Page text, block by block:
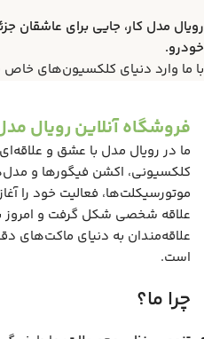
رویال مدل کار، جایی برای عاشقان
خودرو.
با ما وارد دنیای کلکسیون‌های
فروشگاه آنلاین رویال
ما در رویال مدل با عشق و
کلکسیونی، اکشن فیگورها و
موتورسیکلت‌ها، فعالیت خود را
علاقه شخصی شکل گرفت و امروز
علاقه‌مندان به دنیای ماکت‌های
است.
چرا ما؟